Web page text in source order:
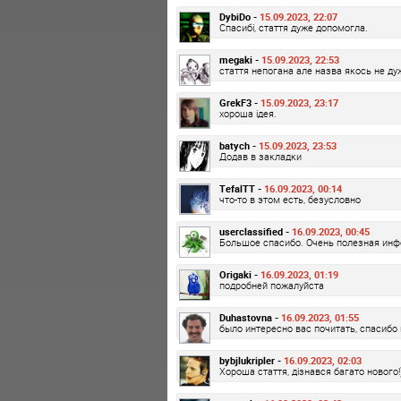
DybiDo - 15.09.2023, 22:07
Спасибі, стаття дуже допомогла.
megaki - 15.09.2023, 22:53
стаття непогана але назва якось не
GrekF3 - 15.09.2023, 23:17
хороша ідея.
batych - 15.09.2023, 23:53
Додав в закладки
TefalTT - 16.09.2023, 00:14
что-то в этом есть, безусловно
userclassified - 16.09.2023, 00:45
Большое спасибо. Очень полезная
Origaki - 16.09.2023, 01:19
подробней пожалуйста
Duhastovna - 16.09.2023, 01:55
было интересно вас почитать, спасибо
bybjlukripler - 16.09.2023, 02:03
Хороша стаття, дізнався багато